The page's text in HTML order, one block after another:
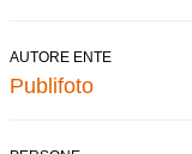
AUTORE ENTE
Publifoto